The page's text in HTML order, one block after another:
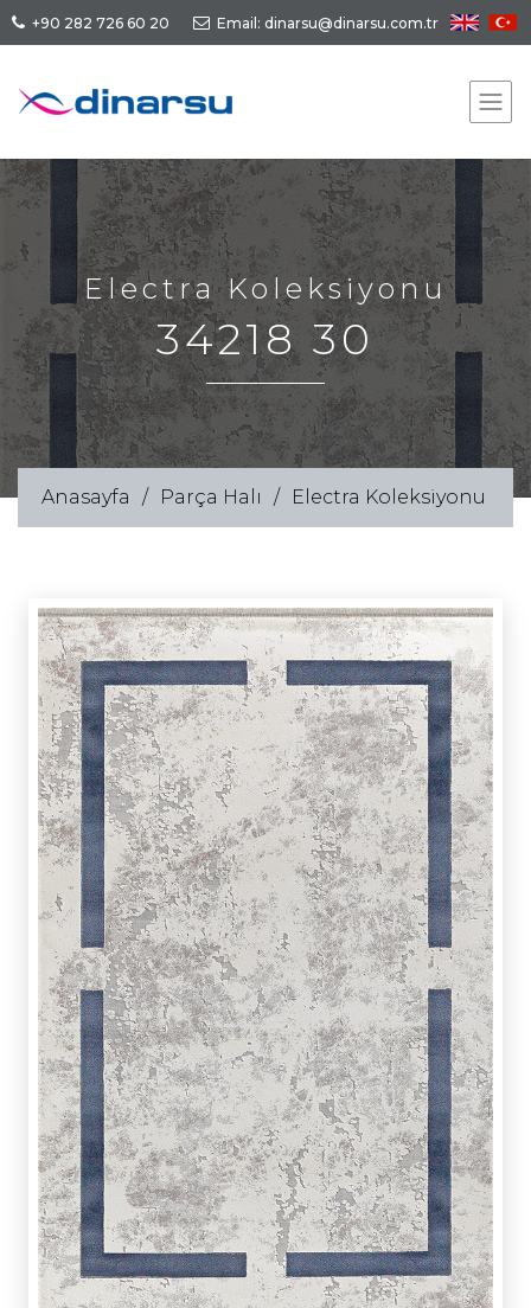
+90 282 726 60 20 Email: dinarsu@dinarsu.com.tr
Electra Koleksiyonu
34218 30
Anasayfa Parça Halı Electra Koleksiyonu